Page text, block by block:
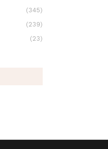
(345)
(239)
(23)